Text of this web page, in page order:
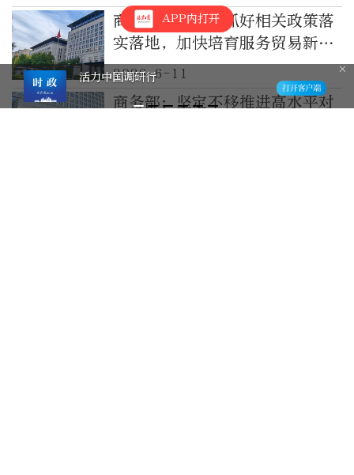
商务部：将继续抓好相关政策落
实落地，加快培育服务贸易新动
能
2026-6-11
商务部：坚定不移推进高水平对
APP内打开
活力中国调研行